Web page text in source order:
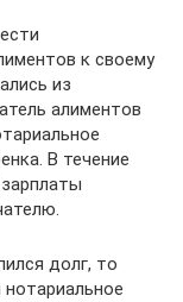
к своему
из
алиментов
В течение
долг, то